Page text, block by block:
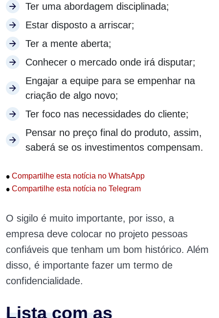
Ter uma abordagem disciplinada;
Estar disposto a arriscar;
Ter a mente aberta;
Conhecer o mercado onde irá disputar;
Engajar a equipe para se empenhar na
criação de algo novo;
Ter foco nas necessidades do cliente;
Pensar no preço final do produto, assim,
saberá se os investimentos compensam.
• Compartilhe esta notícia no WhatsApp
• Compartilhe esta notícia no Telegram
O sigilo é muito importante, por isso, a
empresa deve colocar no projeto pessoas
confiáveis que tenham um bom histórico. Além
disso, é importante fazer um termo de
confidencialidade.
Lista com as